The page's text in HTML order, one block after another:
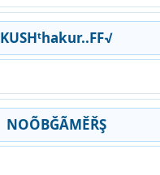
KUSHᵗhakur..FF√
NOÕBĞÃMĚŘŞ